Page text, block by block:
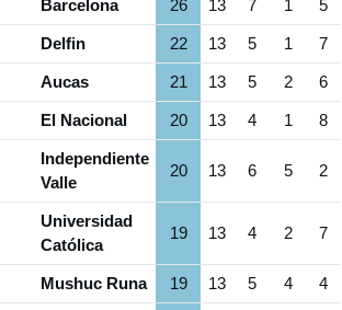
Barcelona 26 13 7 1 5
Delfin 22 13 5 1 7
Aucas 21 13 5 2 6
El Nacional 20 13 4 1 8
Independiente
Valle
20 13 6 5 2
Universidad
Católica
19 13 4 2 7
Mushuc Runa 19 13 5 4 4